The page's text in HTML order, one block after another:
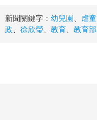
新聞關鍵字： 幼兒園 、 虐童
政、 徐欣瑩、 教育、 教育部